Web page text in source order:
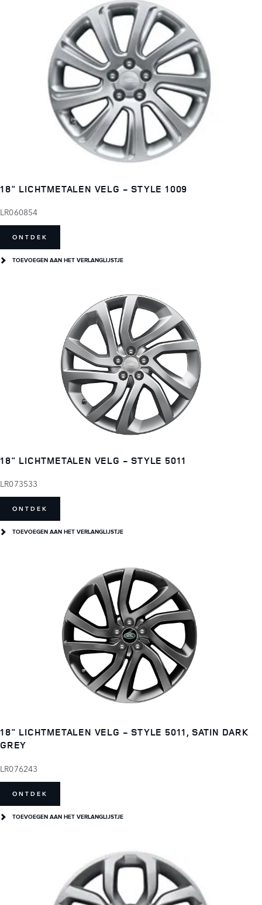
18" LICHTMETALEN VELG - STYLE 1009
LR060854
ONTDEK
TOEVOEGEN AAN HET VERLANGLIJSTJE
18" LICHTMETALEN VELG - STYLE 5011
LR073533
ONTDEK
TOEVOEGEN AAN HET VERLANGLIJSTJE
18" LICHTMETALEN VELG - STYLE 5011, SATIN DARK
GREY
LR076243
ONTDEK
TOEVOEGEN AAN HET VERLANGLIJSTJE